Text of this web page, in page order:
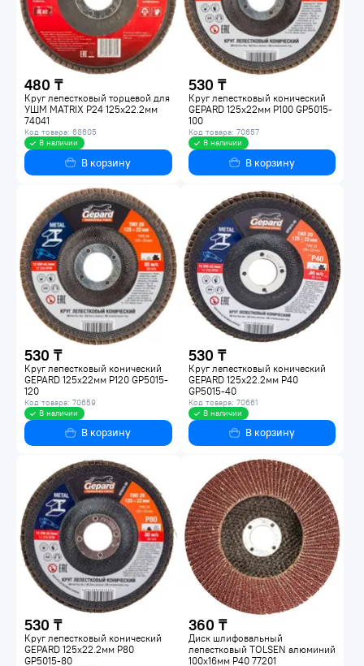
480 ₸
Круг лепестковый торцевой для
УШМ MATRIX P24 125х22.2мм
74041
Код товара: 68605
В наличии
В корзину
530 ₸
Круг лепестковый конический
GEPARD 125х22мм P100 GP5015-
100
Код товара: 70657
В наличии
В корзину
530 ₸
Круг лепестковый конический
GEPARD 125х22мм P120 GP5015-
120
Код товара: 70659
В наличии
В корзину
530 ₸
Круг лепестковый конический
GEPARD 125х22.2мм P40
GP5015-40
Код товара: 70661
В наличии
В корзину
530 ₸
Круг лепестковый конический
GEPARD 125х22.2мм P80
GP5015-80
360 ₸
Диск шлифовальный
лепестковый TOLSEN алюминий
100x16мм Р40 77201